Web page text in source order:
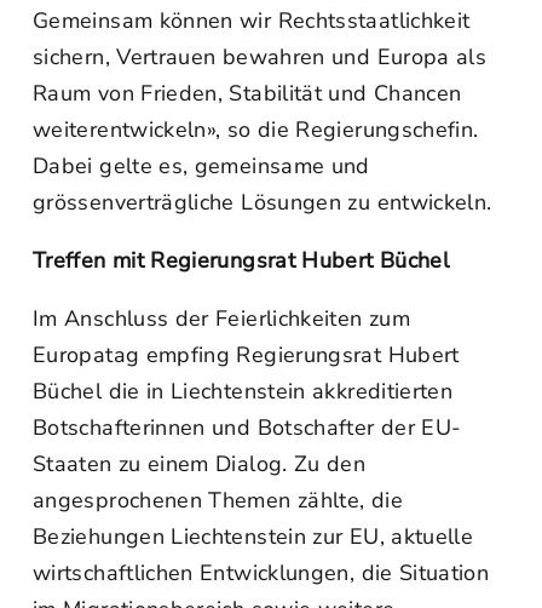
Gemeinsam können wir Rechtsstaatlichkeit
sichern, Vertrauen bewahren und Europa als
Raum von Frieden, Stabilität und Chancen
weiterentwickeln», so die Regierungschefin.
Dabei gelte es, gemeinsame und
grössenverträgliche Lösungen zu entwickeln.
Treffen mit Regierungsrat Hubert Büchel
Im Anschluss der Feierlichkeiten zum
Europatag empfing Regierungsrat Hubert
Büchel die in Liechtenstein akkreditierten
Botschafterinnen und Botschafter der EU-
Staaten zu einem Dialog. Zu den
angesprochenen Themen zählte, die
Beziehungen Liechtenstein zur EU, aktuelle
wirtschaftlichen Entwicklungen, die Situation